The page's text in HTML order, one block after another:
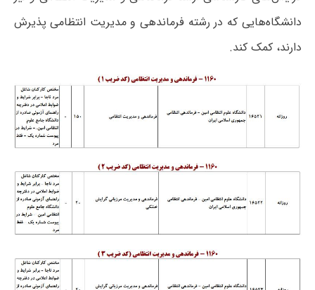
دانشگاه‌هایی که در رشته فرماندهی و مدیریت انتظامی پذیرش
دارند، کمک کند.